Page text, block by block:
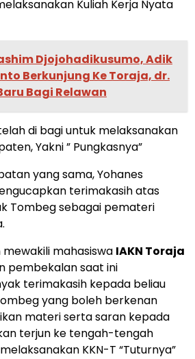
Kuliah Kerja Nyata
Djojohadikusumo, Adik
Berkunjung Ke Toraja, dr.
Bagi Relawan
di bagi untuk melaksanakan
Yakni” Pungkasnya”
yang sama, Yohanes
terimakasih atas
Tombeg sebagai pemateri
mewakili mahasiswa IAKN Toraja
pembekalan saat ini
terimakasih kepada beliau
yang boleh berkenan
materi serta saran kepada
terjun ke tengah-tengah
KKN-T “Tuturnya”